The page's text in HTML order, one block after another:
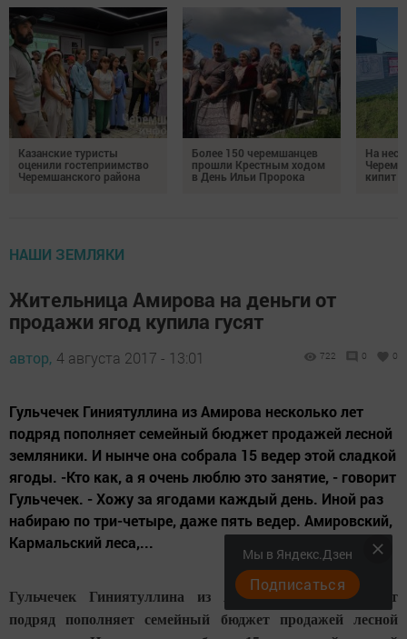
Казанские туристы
оценили гостеприимство
Черемшанского района
Более 150 черемшанцев
прошли Крестным ходом
в День Ильи Пророка
На
кипит
НАШИ ЗЕМЛЯКИ
Жительница Амирова на деньги от
продажи ягод купила гусят
автор, 4 августа 2017 - 13:01 722 0 0
Гульчечек Гиниятуллина из Амирова несколько лет
подряд пополняет семейный бюджет продажей лесной
земляники. И нынче она собрала 15 ведер этой сладкой
ягоды. -Кто как, а я очень люблю это занятие, - говорит
Гульчечек. - Хожу за ягодами каждый день. Иной раз
набираю по три-четыре, даже пять ведер. Амировский,
Кармальский леса,...
Гульчечек Гиниятуллина из Амирова несколько лет
подряд пополняет семейный бюджет продажей лесной
Мы в Яндекс.Дзен
Подписаться